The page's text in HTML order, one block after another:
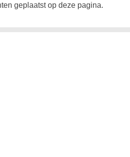
geplaatst op deze pagina.